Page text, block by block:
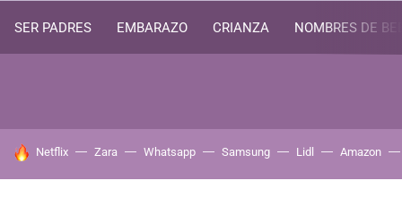
SER PADRES EMBARAZO CRIANZA NOMBRES DE
HOY SE HABLA DE
Netflix Zara Whatsapp Samsung Lidl Amazon